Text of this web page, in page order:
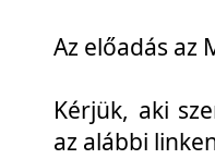
Az előadás az
Kérjük, aki
az alábbi